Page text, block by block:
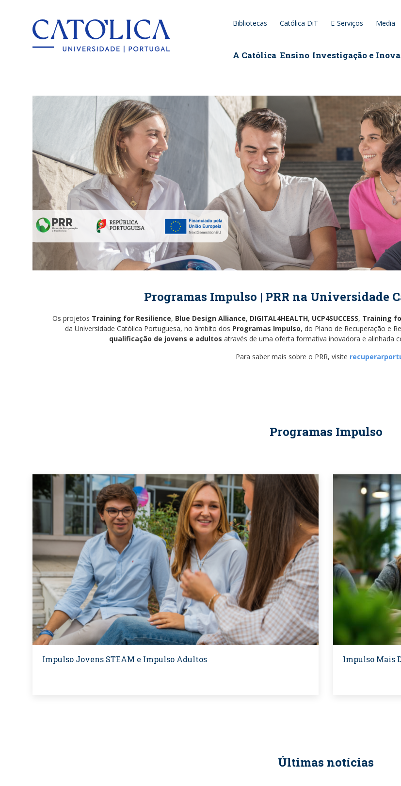
Back to homepageBibliotecas Católica DiT E-Serviços Media
A Católica Ensino Investigação e
Programas Impulso | PRR na Universidade
Os projetos Training for Resilience, Blue Design Alliance, DIGITAL4HEALTH, UCP4SUCCESS, Training
da Universidade Católica Portuguesa, no âmbito dos Programas Impulso, do Plano de Recuperação e
qualificação de jovens e adultos através de uma oferta formativa inovadora e alinhada
Para saber mais sobre o PRR, visite
Programas Impulso
Impulso Jovens STEAM e Impulso Adultos Impulso Mais
Últimas notícias